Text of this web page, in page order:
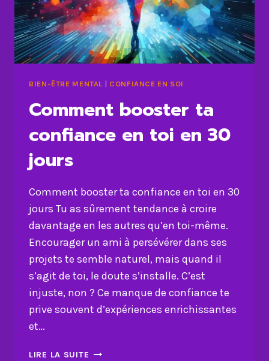
BIEN-ÊTRE MENTAL | CONFIANCE EN SOI
Comment booster ta
confiance en toi en 30
jours
Comment booster ta confiance en toi en 30
jours Tu as sûrement tendance à croire
davantage en les autres qu’en toi-même.
Encourager un ami à persévérer dans ses
projets te semble naturel, mais quand il
s’agit de toi, le doute s’installe. C’est
injuste, non ? Ce manque de confiance te
prive souvent d’expériences enrichissantes
et…
LIRE LA SUITE COMMENT